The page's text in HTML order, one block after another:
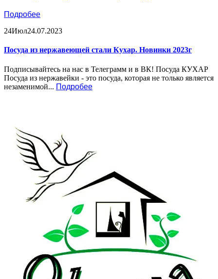
Подробее
24Июл24.07.2023
Посуда из нержавеющей стали Кухар. Новинки 2023г
Подписывайтесь на нас в Телеграмм и в ВК! Посуда КУХАР
Посуда из нержавейки - это посуда, которая не только является
незаменимой... Подробее